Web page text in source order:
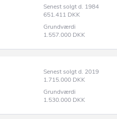
Senest solgt d. 1984
651.411 DKK
Grundværdi
1.557.000 DKK
Senest solgt d. 2019
1.715.000 DKK
Grundværdi
1.530.000 DKK